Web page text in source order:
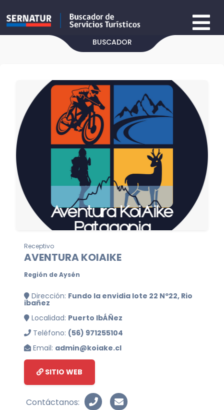
BUSCADOR
Receptivo
AVENTURA KOIAIKE
Región de Aysén
Dirección: Fundo la envidia lote 22 Nº22, Rio
ibañez
Localidad: Puerto IbÁÑez
Teléfono: (56) 971255104
Email: admin@koiake.cl
SITIO WEB
Contáctanos: